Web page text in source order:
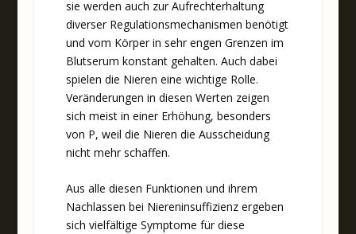
sie werden auch zur Aufrechterhaltung
diverser Regulationsmechanismen benötigt
und vom Körper in sehr engen Grenzen im
Blutserum konstant gehalten. Auch dabei
spielen die Nieren eine wichtige Rolle.
Veränderungen in diesen Werten zeigen
sich meist in einer Erhöhung, besonders
von P, weil die Nieren die Ausscheidung
nicht mehr schaffen.
Aus alle diesen Funktionen und ihrem
Nachlassen bei Niereninsuffizienz ergeben
sich vielfältige Symptome für diese